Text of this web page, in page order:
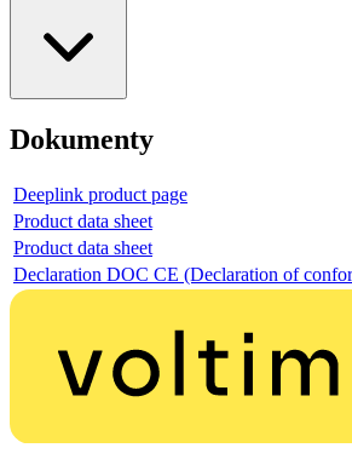
Dokumenty
Deeplink product page
Product data sheet
Product data sheet
Declaration DOC CE (Declaration of